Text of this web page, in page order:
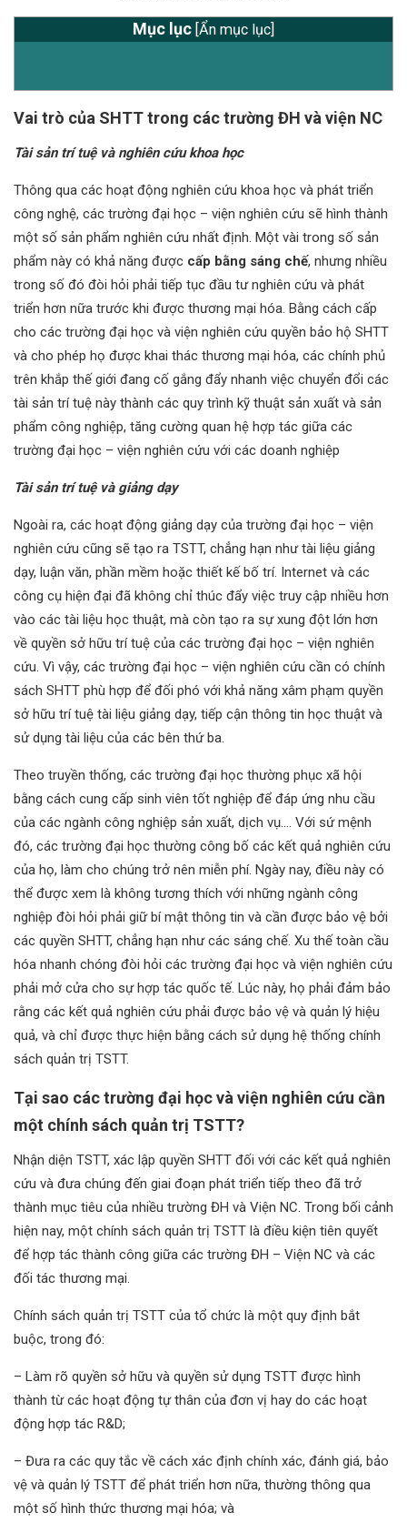
Mục lục [Ẩn mục lục]
Vai trò của SHTT trong các trường ĐH và viện NC
Tài sản trí tuệ và nghiên cứu khoa học
Thông qua các hoạt động nghiên cứu khoa học và phát triển
công nghệ, các trường đại học – viện nghiên cứu sẽ hình thành
một số sản phẩm nghiên cứu nhất định. Một vài trong số sản
phẩm này có khả năng được cấp bằng sáng chế, nhưng nhiều
trong số đó đòi hỏi phải tiếp tục đầu tư nghiên cứu và phát
triển hơn nữa trước khi được thương mại hóa. Bằng cách cấp
cho các trường đại học và viện nghiên cứu quyền bảo hộ SHTT
và cho phép họ được khai thác thương mại hóa, các chính phủ
trên khắp thế giới đang cố gắng đẩy nhanh việc chuyển đổi các
tài sản trí tuệ này thành các quy trình kỹ thuật sản xuất và sản
phẩm công nghiệp, tăng cường quan hệ hợp tác giữa các
trường đại học – viện nghiên cứu với các doanh nghiệp
Tài sản trí tuệ và giảng dạy
Ngoài ra, các hoạt động giảng dạy của trường đại học – viện
nghiên cứu cũng sẽ tạo ra TSTT, chẳng hạn như tài liệu giảng
dạy, luận văn, phần mềm hoặc thiết kế bố trí. Internet và các
công cụ hiện đại đã không chỉ thúc đẩy việc truy cập nhiều hơn
vào các tài liệu học thuật, mà còn tạo ra sự xung đột lớn hơn
về quyền sở hữu trí tuệ của các trường đại học – viện nghiên
cứu. Vì vậy, các trường đại học – viện nghiên cứu cần có chính
sách SHTT phù hợp để đối phó với khả năng xâm phạm quyền
sở hữu trí tuệ tài liệu giảng dạy, tiếp cận thông tin học thuật và
sử dụng tài liệu của các bên thứ ba.
Theo truyền thống, các trường đại học thường phục xã hội
bằng cách cung cấp sinh viên tốt nghiệp để đáp ứng nhu cầu
của các ngành công nghiệp sản xuất, dịch vụ…. Với sứ mệnh
đó, các trường đại học thường công bố các kết quả nghiên cứu
của họ, làm cho chúng trở nên miễn phí. Ngày nay, điều này có
thể được xem là không tương thích với những ngành công
nghiệp đòi hỏi phải giữ bí mật thông tin và cần được bảo vệ bởi
các quyền SHTT, chẳng hạn như các sáng chế. Xu thế toàn cầu
hóa nhanh chóng đòi hỏi các trường đại học và viện nghiên cứu
phải mở cửa cho sự hợp tác quốc tế. Lúc này, họ phải đảm bảo
rằng các kết quả nghiên cứu phải được bảo vệ và quản lý hiệu
quả, và chỉ được thực hiện bằng cách sử dụng hệ thống chính
sách quản trị TSTT.
Tại sao các trường đại học và viện nghiên cứu cần
một chính sách quản trị TSTT?
Nhận diện TSTT, xác lập quyền SHTT đối với các kết quả nghiên
cứu và đưa chúng đến giai đoạn phát triển tiếp theo đã trở
thành mục tiêu của nhiều trường ĐH và Viện NC. Trong bối cảnh
hiện nay, một chính sách quản trị TSTT là điều kiện tiên quyết
để hợp tác thành công giữa các trường ĐH – Viện NC và các
đối tác thương mại.
Chính sách quản trị TSTT của tổ chức là một quy định bắt
buộc, trong đó:
– Làm rõ quyền sở hữu và quyền sử dụng TSTT được hình
thành từ các hoạt động tự thân của đơn vị hay do các hoạt
động hợp tác R&D;
– Đưa ra các quy tắc về cách xác định chính xác, đánh giá, bảo
vệ và quản lý TSTT để phát triển hơn nữa, thường thông qua
một số hình thức thương mại hóa; và